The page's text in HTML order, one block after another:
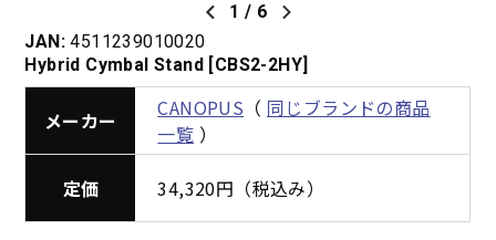
1 / 6
JAN: 4511239010020
Hybrid Cymbal Stand [CBS2-2HY]
メーカー CANOPUS （ 同じブランドの商品
一覧 ）
定価 34,320円（税込み）